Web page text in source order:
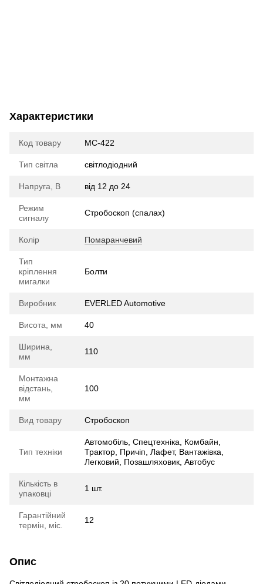
Характеристики
Код товару МС-422
Тип світла cвітлодіодний
Напруга, В від 12 до 24
Режим
сигналу
Стробоскоп (спалах)
Колір Помаранчевий
Тип
кріплення
мигалки
Болти
Виробник EVERLED Automotive
Висота, мм 40
Ширина,
мм
110
Монтажна
відстань,
мм
100
Вид товару Стробоскоп
Тип техніки
Автомобіль, Спецтехніка, Комбайн,
Трактор, Причіп, Лафет, Вантажівка,
Легковий, Позашляховик, Автобус
Кількість в
упаковці
1 шт.
Гарантійний
термін, міс.
12
Опис